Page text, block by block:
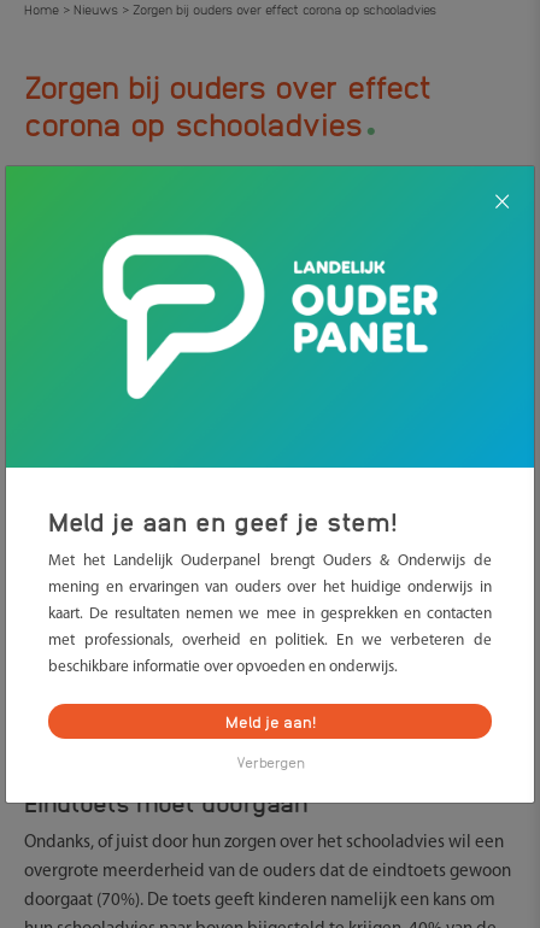
Home > Nieuws > Zorgen bij ouders over effect corona op schooladvies
Zorgen bij ouders over effect
corona op schooladvies.
Door de schoolsluiting hebben veel kinderen volgens ouders
lesstof gemist. Een grote groep ouders (38%) vreest daardoor dat
het schooladvies voor hun kind te laag uit zal vallen. Ook
kinderen maken zich volgens ouders meer zorgen over het
schooladvies. Ruim een kwart van de ouders geeft aan dat zij zich
van Ouders & Onderwijs onder ouders van basisschoolleerlingen
in groep 7 en 8.
Eindtoets moet doorgaan
Ondanks, of juist door hun zorgen over het schooladvies wil een
overgrote meerderheid van de ouders dat de eindtoets gewoon
doorgaat (70%). De toets geeft kinderen namelijk een kans om
Meld je aan en geef je stem!
Met het Landelijk Ouderpanel brengt Ouders & Onderwijs de
mening en ervaringen van ouders over het huidige onderwijs in
kaart. De resultaten nemen we mee in gesprekken en contacten
met professionals, overheid en politiek. En we verbeteren de
beschikbare informatie over opvoeden en onderwijs.
Meld je aan!
Verbergen